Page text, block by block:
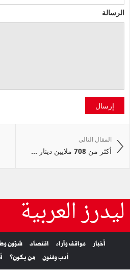
الرسالة
إرسال
المقال التالي
أكثر من 708 ملايين دينار ...
ليدرز العربية
أخبار مواقف وآراء اقتصاد شؤون
أدب وفنون
من يكون؟